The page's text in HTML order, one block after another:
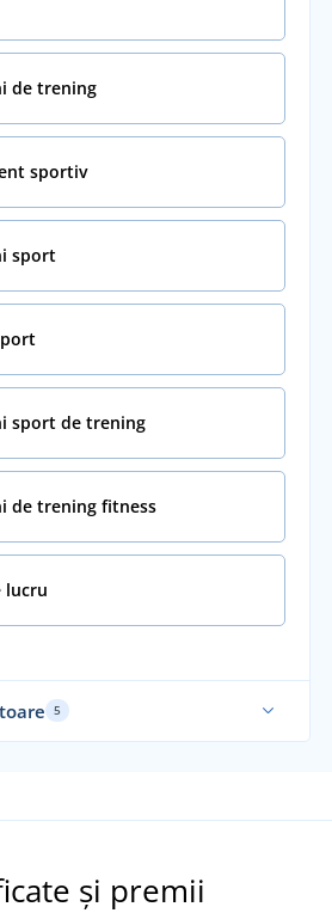
de trening
sportiv
sport
sport de trening
de trening fitness
lucru
5
și premii